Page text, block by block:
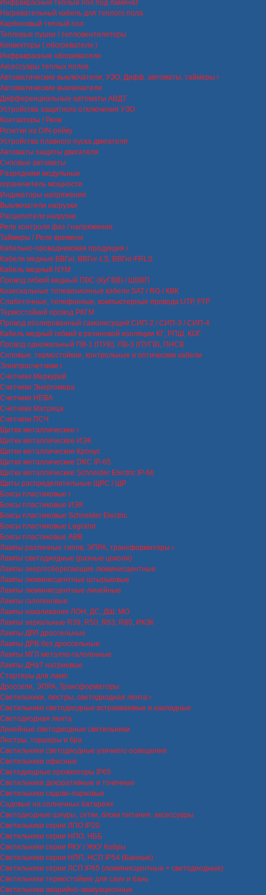
Инфракрасный теплый пол под ламинат
Нагревательный кабель для теплого пола
Карбоновый теплый пол
Тепловые пушки / тепловентиляторы
Конвекторы ( обогреватели )
Инфракрасные обогреватели
Аксессуары теплых полов
Автоматические выключатели, УЗО, Дифф. автоматы, таймеры
Автоматические выключатели
Дифференциальные автоматы АВДТ
Устройства защитного отключения УЗО
Контакторы / Реле
Розетки на DIN-рейку
Устройства плавного пуска двигателя
Автоматы защиты двигателя
Силовые автоматы
Разрядники модульные
ограничитель мощности
Индикаторы напряжения
Выключатели нагрузки
Расцепители нагрузки
Реле контроля фаз / напряжения
Таймеры / Реле времени
Кабельно-проводниковая продукция
Кабели медные ВВГнг, ВВГнг-LS, ВВГнг-FRLS
Кабель медный NYM
Провод гибкий медный ПВС (КуГВВ) / ШВВП
Коаксиальные телевизионные кабели SAT / RG / КВК
Слаботочные, телефонные, компьютерные провода UTP, FTP
Термостойкий провод РКГМ
Провод изолированный самонесущий СИП-2 / СИП-3 / СИП-4
Кабель медный гибкий в резиновой изоляции КГ, РПШ, КОГ
Провод одножильный ПВ-1 (ПУВ), ПВ-3 (ПУГВ), ПНСВ
Силовые, термостойкие, контрольные и оптические кабели
Электросчетчики
Счетчики Меркурий
Счетчики Энергомера
Счетчики НЕВА
Счетчики Матрица
Счетчики ПСЧ
Щитки металлические
Щитки металлические ИЭК
Щитки металлические Кронус
Щитки металлические DKC IP-65
Щитки металлические Schneider Electric IP-66
Щиты распределительные ЩРС / ЩР
Боксы пластиковые
Боксы пластиковые ИЭК
Боксы пластиковые Schneider Electric
Боксы пластиковые Legrand
Боксы пластиковые ABB
Лампы различных типов, ЭПРА, трансформаторы
Лампы светодиодные (разные цоколи)
Лампы энергосберегающие люминисцентные
Лампы люминисцентные штырьковые
Лампы люминисцентные линейные
Лампы галогеновые
Лампы накаливания ЛОН, ДС, ДШ, МО
Лампы зеркальные R39, R50, R63, R80, ИКЗК
Лампы ДРЛ дроссельные
Лампы ДРВ без дроссельные
Лампы МГЛ металло-галогенные
Лампы ДНаТ натриевые
Стартеры для ламп
Дроссели, ЭПРА, Трансформаторы
Светильники, люстры, светодиодная лента
Светильники светодиодные встраиваемые и накладные
Светодиодная лента
Линейные светодиодные светильники
Люстры, торшеры и бра
Светильники светодиодные уличного освещения
Светильники офисные
Светодиодные прожекторы IP65
Светильники декоративные и точечные
Светильники садово-парковые
Садовые на солнечных батареях
Светодиодные шнуры, сетки, блоки питания, аксессуары
Светильники серии ЛПО IP20
Светильники серии НПО, НББ
Светильники серии РКУ / ЖКУ Кобры
Светильники серии НПП, НСП IP54 (Банные)
Светильники серии ЛСП IP65 (люминисцентные + светодиодные)
Светильники термостойкие для саун и бань
Светильники аварийно-эвакуационные